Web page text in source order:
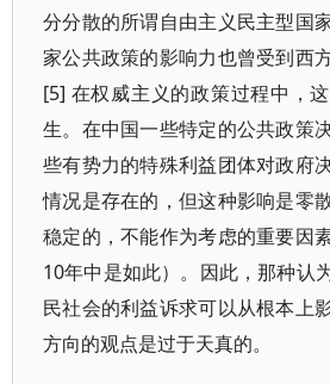
分分散的所谓自由主义民主型国
家公共政策的影响力也曾受到西
[5] 在权威主义的政策过程中，
生。在中国一些特定的公共政策
些有势力的特殊利益团体对政府
情况是存在的，但这种影响是零
稳定的，不能作为考虑的重要因
10年中是如此）。因此，那种认
民社会的利益诉求可以从根本上
方向的观点是过于天真的。